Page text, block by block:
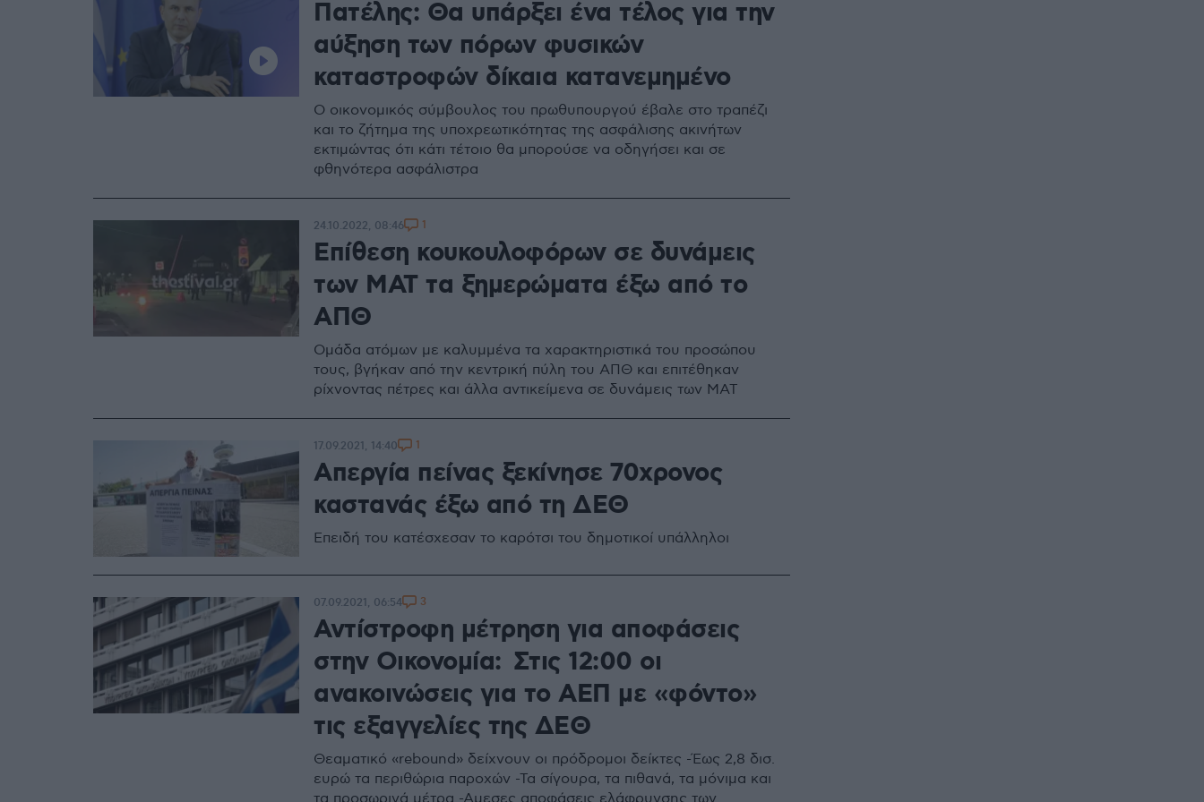
Πατέλης: Θα υπάρξει ένα τέλος για την
αύξηση των πόρων φυσικών
καταστροφών δίκαια κατανεμημένο
Ο οικονομικός σύμβουλος του πρωθυπουργού έβαλε στο τραπέζι
και το ζήτημα της υποχρεωτικότητας της ασφάλισης ακινήτων
εκτιμώντας ότι κάτι τέτοιο θα μπορούσε να οδηγήσει και σε
φθηνότερα ασφάλιστρα
Επίθεση κουκουλοφόρων σε δυνάμεις
των ΜΑΤ τα ξημερώματα έξω από το
ΑΠΘ
Ομάδα ατόμων με καλυμμένα τα χαρακτηριστικά του προσώπου
τους, βγήκαν από την κεντρική πύλη του ΑΠΘ και επιτέθηκαν
ρίχνοντας πέτρες και άλλα αντικείμενα σε δυνάμεις των ΜΑΤ
24.10.2022, 08:46 1
Απεργία πείνας ξεκίνησε 70χρονος
καστανάς έξω από τη ΔΕΘ
Επειδή του κατέσχεσαν το καρότσι του δημοτικοί υπάλληλοι
17.09.2021, 14:40 1
Αντίστροφη μέτρηση για αποφάσεις
στην Οικονομία: Στις 12:00 οι
ανακοινώσεις για το ΑΕΠ με «φόντο»
τις εξαγγελίες της ΔΕΘ
Θεαματικό «rebound» δείχνουν οι πρόδρομοι δείκτες -Έως 2,8 δισ.
ευρώ τα περιθώρια παροχών -Τα σίγουρα, τα πιθανά, τα μόνιμα και
07.09.2021, 06:54 3